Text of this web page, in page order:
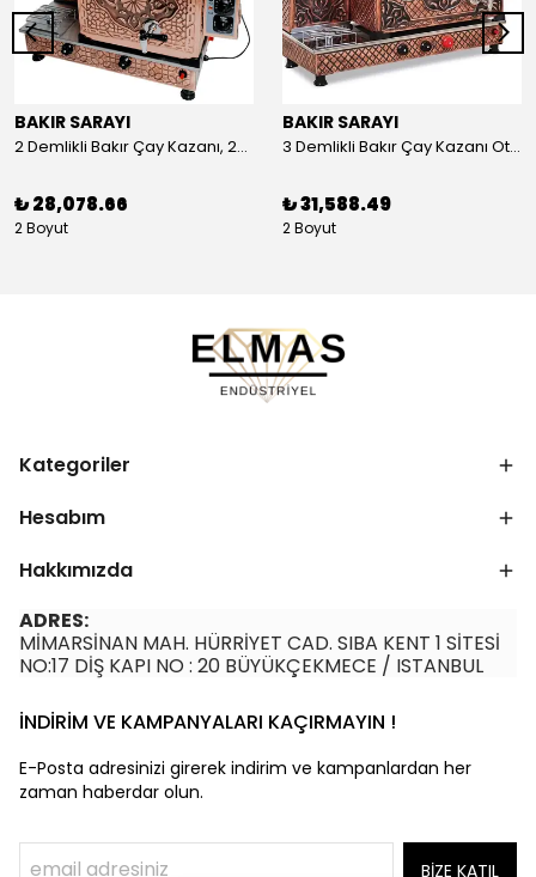
BAKIR SARAYI
2 Demlikli Bakır Çay Kazanı, 25 Litre
₺ 28,078.66
2 Boyut
BAKIR SARAYI
3 Demlikli Bakır Çay Kazanı Otomatik, 30 Litre
₺ 31,588.49
2 Boyut
Kategoriler
Hesabım
Hakkımızda
ADRES:
MİMARSİNAN MAH. HÜRRİYET CAD. SIBA KENT 1 SİTESİ
NO:17 DİŞ KAPI NO : 20 BÜYÜKÇEKMECE / ISTANBUL
İNDİRİM VE KAMPANYALARI KAÇIRMAYIN !
E-Posta adresinizi girerek indirim ve kampanlardan her
zaman haberdar olun.
BİZE KATIL